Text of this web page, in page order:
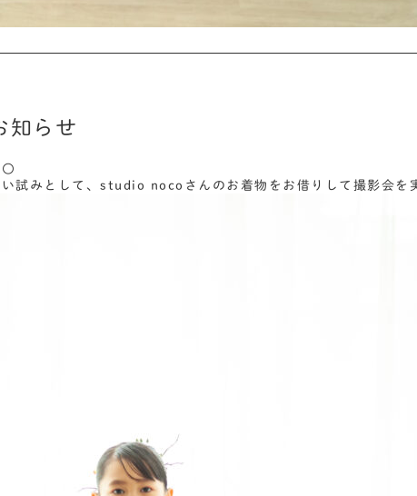
知らせ
試みとして、studio nocoさんのお着物をお借りして撮影会を